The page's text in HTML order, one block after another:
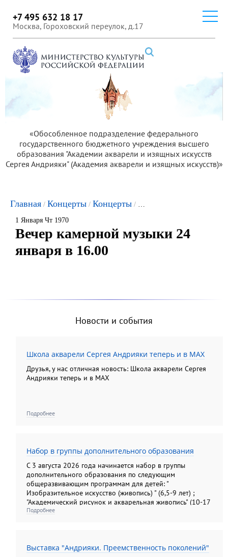
«Обособленное подразделение федерального
государственного бюджетного учреждения высшего
образования "Академии акварели и изящных искусств
Сергея Андрияки" (Академия акварели и изящных искусств)»
+7 495 632 18 17
Москва, Гороховский переулок, д.17
Главная / Концерты / Концерты / Вечер камерной
1 Января Чт 1970
Вечер камерной музыки 24
января в 16.00
Новости и события
Школа акварели Сергея Андрияки теперь и в MAX
Друзья, у нас отличная новость: Школа акварели Сергея
Андрияки теперь и в MAX
Подробнее
Набор в группы дополнительного образования
С 3 августа 2026 года начинается набор в группы
дополнительного образования по следующим
общеразвивающим программам для детей: "
Изобразительное искусство (живопись) " (6,5-9 лет) ;
"Академический рисунок и акварельная живопись" (10-17
лет); "Изобразительное искусство (рисунок, живопись,
живопись"; " Колористический натюрморт";
Подробнее
Выставка "Андрияки. Преемственность поколений"